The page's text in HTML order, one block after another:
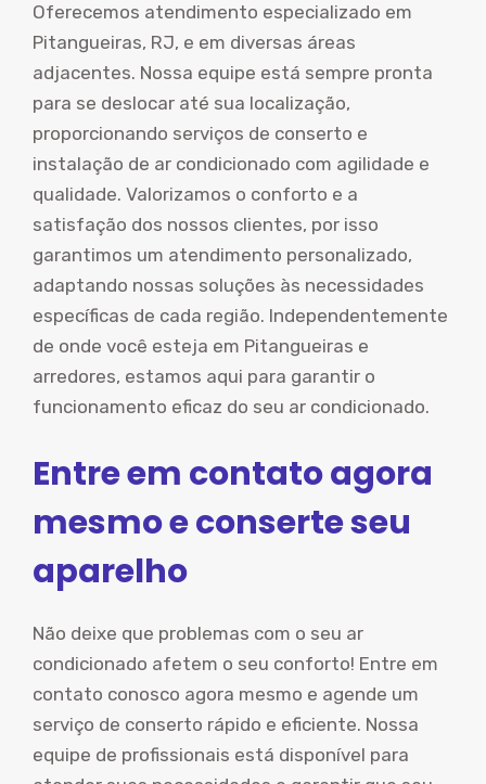
Oferecemos atendimento especializado em
Pitangueiras, RJ, e em diversas áreas
adjacentes. Nossa equipe está sempre pronta
para se deslocar até sua localização,
proporcionando serviços de conserto e
instalação de ar condicionado com agilidade e
qualidade. Valorizamos o conforto e a
satisfação dos nossos clientes, por isso
garantimos um atendimento personalizado,
adaptando nossas soluções às necessidades
específicas de cada região. Independentemente
de onde você esteja em Pitangueiras e
arredores, estamos aqui para garantir o
funcionamento eficaz do seu ar condicionado.
Entre em contato agora
mesmo e conserte seu
aparelho
Não deixe que problemas com o seu ar
condicionado afetem o seu conforto! Entre em
contato conosco agora mesmo e agende um
serviço de conserto rápido e eficiente. Nossa
equipe de profissionais está disponível para